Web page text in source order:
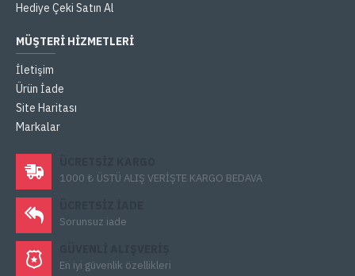
Hediye Çeki Satın Al
MÜŞTERI HIZMETLERI
İletişim
Ürün İade
Site Haritası
Markalar
1000 ₺ ÜSTÜ ALIŞ VERİŞTE KARGO BEDAVA
Sorunsuz iade
En iyi güvenlik özellikleri